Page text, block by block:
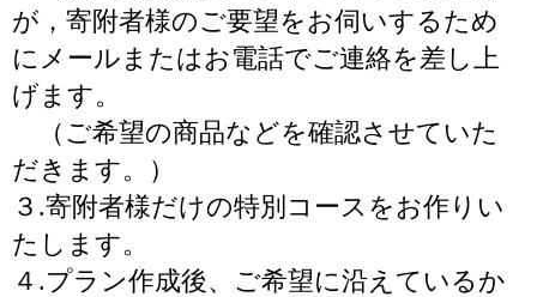
が，寄附者様のご要望をお伺いするため
にメールまたはお電話でご連絡を差し上
げます。
（ご希望の商品などを確認させていた
だきます。）
３.寄附者様だけの特別コースをお作りい
たします。
４.プラン作成後、ご希望に沿えているか